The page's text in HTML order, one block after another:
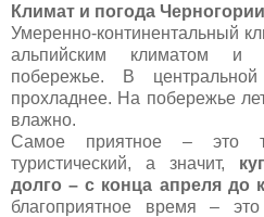
Климат и погода Черногории
Умеренно-континентальный
альпийским климатом и
побережье. В
прохладнее. На побережье
влажно.
Самое приятное – это
туристический, а значит,
долго – с конца апреля до
благоприятное время – это